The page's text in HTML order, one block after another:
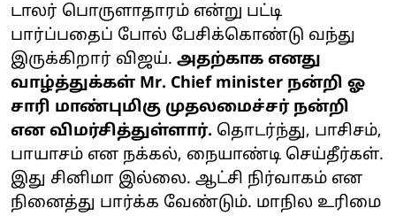
டாலர் பொருளாதாரம் என்று பட்டி
பார்ப்பதைப் போல் பேசிக்கொண்டு வந்து
இருக்கிறார் விஜய். அதற்காக எனது
வாழ்த்துக்கள் Mr. Chief minister நன்றி ஓ
சாரி மாண்புமிகு முதலமைச்சர் நன்றி
என விமர்சித்துள்ளார். தொடர்ந்து, பாசிசம்,
பாயாசம் என நக்கல், நையாண்டி செய்தீர்கள்.
இது சினிமா இல்லை. ஆட்சி நிர்வாகம் என
நினைத்து பார்க்க வேண்டும். மாநில உரிமை